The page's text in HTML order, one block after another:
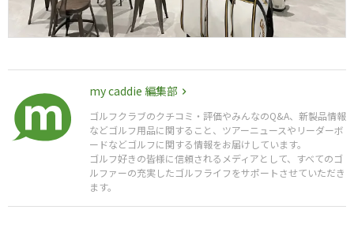
my caddie 編集部
ゴルフクラブのクチコミ・評価やみんなのQ&A、新製品情報
などゴルフ用品に関すること、ツアーニュースやリーダーボ
ードなどゴルフに関する情報をお届けしています。
ゴルフ好きの皆様に信頼されるメディアとして、すべてのゴ
ルファーの充実したゴルフライフをサポートさせていただき
ます。